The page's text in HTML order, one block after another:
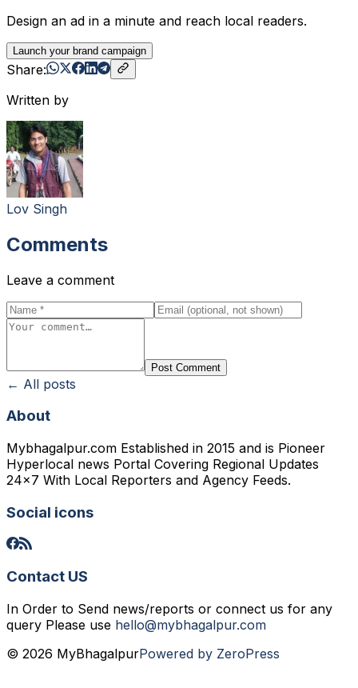
Design an ad in a minute and reach local readers.
Launch your brand campaign
Share:
Written by
Lov Singh
Comments
Leave a comment
Post Comment
← All posts
About
Mybhagalpur.com Established in 2015 and is Pioneer
Hyperlocal news Portal Covering Regional Updates
24x7 With Local Reporters and Agency Feeds.
Social icons
Contact US
In Order to Send news/reports or connect us for any
query Please use hello@mybhagalpur.com
© 2026 MyBhagalpurPowered by ZeroPress